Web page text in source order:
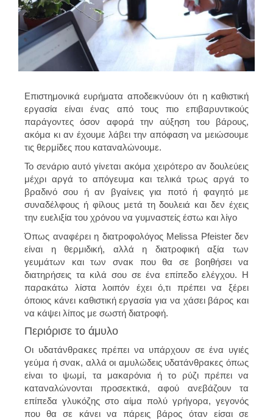
Επιστημονικά ευρήματα αποδεικνύουν ότι η καθιστική
εργασία είναι ένας από τους πιο επιβαρυντικούς
παράγοντες όσον αφορά την αύξηση του βάρους,
ακόμα κι αν έχουμε λάβει την απόφαση να μειώσουμε
τις θερμίδες που καταναλώνουμε.
Το σενάριο αυτό γίνεται ακόμα χειρότερο αν δουλεύεις
μέχρι αργά το απόγευμα και τελικά τρως αργά το
βραδινό σου ή αν βγαίνεις για ποτό ή φαγητό με
συναδέλφους ή φίλους μετά τη δουλειά και δεν έχεις
την ευελιξία του χρόνου να γυμναστείς έστω και λίγο
Όπως αναφέρει η διατροφολόγος Melissa Pfeister δεν
είναι η θερμιδική, αλλά η διατροφική αξία των
γευμάτων και των σνακ που θα σε βοηθήσει να
διατηρήσεις τα κιλά σου σε ένα επίπεδο ελέγχου. Η
παρακάτω λίστα λοιπόν έχει ό,τι πρέπει να ξέρει
όποιος κάνει καθιστική εργασία για να χάσει βάρος και
να κάψει λίπος με σωστή διατροφή.
Περιόρισε το άμυλο
Οι υδατάνθρακες πρέπει να υπάρχουν σε ένα υγιές
γεύμα ή σνακ, αλλά οι αμυλώδεις υδατάνθρακες όπως
είναι το ψωμί, τα μακαρόνια ή το ρύζι πρέπει να
καταναλώνονται προσεκτικά, αφού ανεβάζουν τα
επίπεδα γλυκόζης στο αίμα πολύ γρήγορα, γεγονός
που θα σε κάνει να πάρεις βάρος όταν είσαι σε